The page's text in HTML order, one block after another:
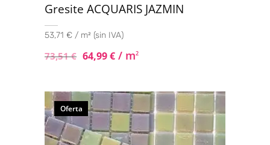
Gresite ACQUARIS JAZMIN
53,71 € / m² (sin IVA)
73,51€ 64,99€ / m2
Oferta